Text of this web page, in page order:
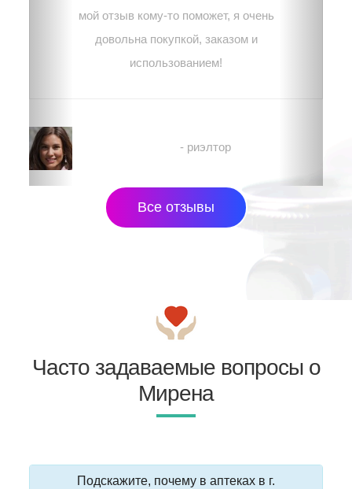
мой отзыв кому-то поможет, я очень
довольна покупкой, заказом и
использованием!
- риэлтор
Все отзывы
Часто задаваемые вопросы о
Мирена
Подскажите, почему в аптеках в г.